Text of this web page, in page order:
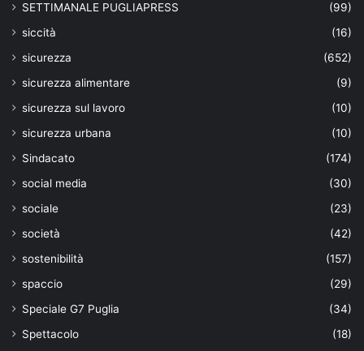
SETTIMANALE PUGLIAPRESS
(99)
siccità
(16)
sicurezza
(652)
sicurezza alimentare
(9)
sicurezza sul lavoro
(10)
sicurezza urbana
(10)
Sindacato
(174)
social media
(30)
sociale
(23)
società
(42)
sostenibilità
(157)
spaccio
(29)
Speciale G7 Puglia
(34)
Spettacolo
(18)